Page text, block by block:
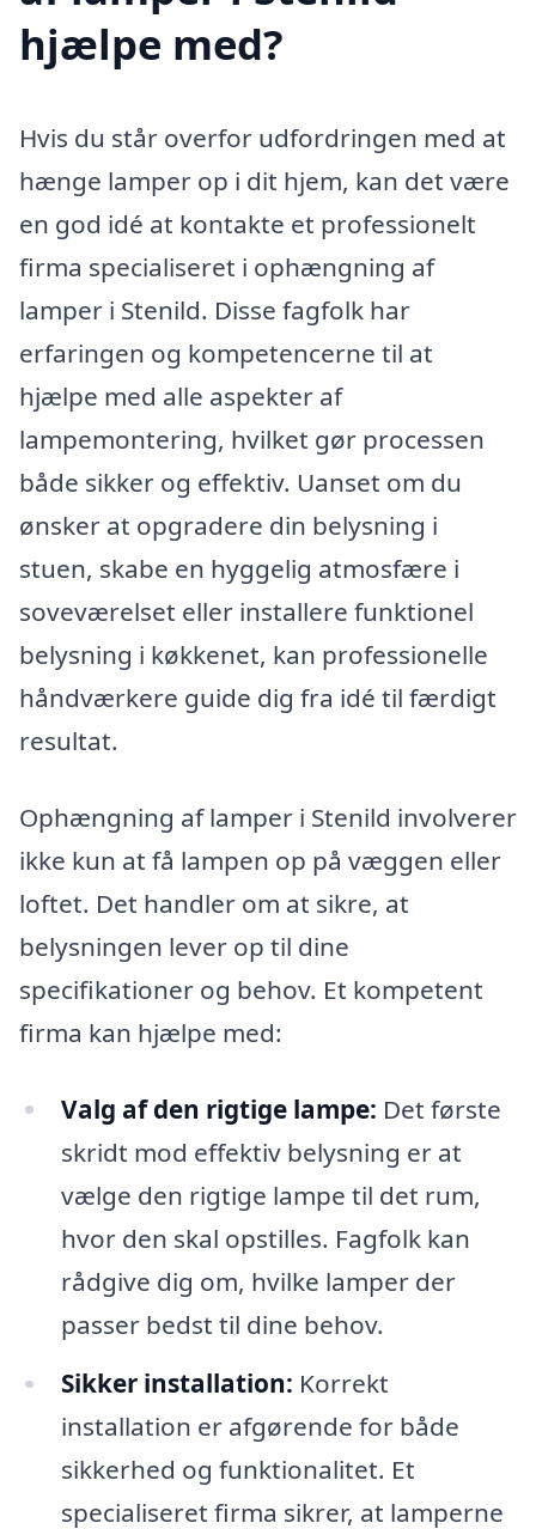
hjælpe med?
Hvis du står overfor udfordringen med at
hænge lamper op i dit hjem, kan det være
en god idé at kontakte et professionelt
firma specialiseret i ophængning af
lamper i Stenild. Disse fagfolk har
erfaringen og kompetencerne til at
hjælpe med alle aspekter af
lampemontering, hvilket gør processen
både sikker og effektiv. Uanset om du
ønsker at opgradere din belysning i
stuen, skabe en hyggelig atmosfære i
soveværelset eller installere funktionel
belysning i køkkenet, kan professionelle
håndværkere guide dig fra idé til færdigt
resultat.
Ophængning af lamper i Stenild involverer
ikke kun at få lampen op på væggen eller
loftet. Det handler om at sikre, at
belysningen lever op til dine
specifikationer og behov. Et kompetent
firma kan hjælpe med:
Valg af den rigtige lampe: Det første
skridt mod effektiv belysning er at
vælge den rigtige lampe til det rum,
hvor den skal opstilles. Fagfolk kan
rådgive dig om, hvilke lamper der
passer bedst til dine behov.
Sikker installation: Korrekt
installation er afgørende for både
sikkerhed og funktionalitet. Et
specialiseret firma sikrer, at lamperne